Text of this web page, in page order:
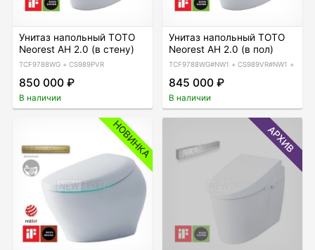
Унитаз напольный TOTO
Neorest AH 2.0 (в стену)
TCF9788WG + CS989PVR
850 000 ₽
В наличии
Унитаз напольный TOTO
Neorest AH 2.0 (в пол)
TCF9788WG#NW1 + CS989VR#NW1 +
845 000 ₽
В наличии
НОВИНКА АРХИВ